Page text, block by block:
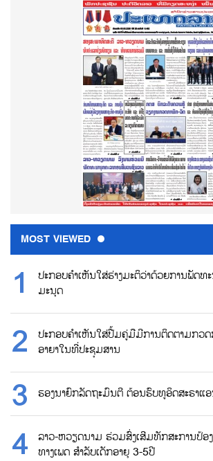
MOST VIEWED
ປະກອບຄຳເຫັນໃສ່ຮ່າງມະຕິວ່າດ້ວຍການພັດທ
ມະນຸດ
ປະກອບຄຳເຫັນໃສ່ປື້ມຄູ່ມືມີການຕິດຕາມກວດ
ອາຍາໃນທີ່ປະຊຸມສານ
ຮອງນາຍົກລັດຖະມົນຕີ ຕ້ອນຮົບທູອິດສະຣາແອ
ລາວ-ຫວຽດນາມ ຮ່ວມສົ່ງເສີມທັກສະການປ້ອ
ທາງເພດ ສຳລັບເດັກອາຍຸ 3-5ປີ